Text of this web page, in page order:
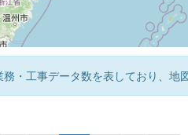
・工事データ数を表しており、地